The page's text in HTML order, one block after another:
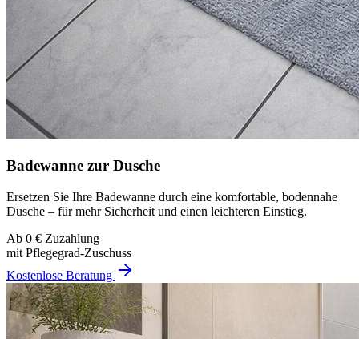
Badewanne zur Dusche
Ersetzen Sie Ihre Badewanne durch eine komfortable, bodennahe
Dusche – für mehr Sicherheit und einen leichteren Einstieg.
Ab 0 € Zuzahlung
mit Pflegegrad-Zuschuss
Kostenlose Beratung